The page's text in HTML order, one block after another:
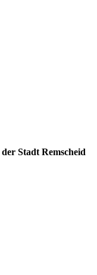
Stadt Remscheid